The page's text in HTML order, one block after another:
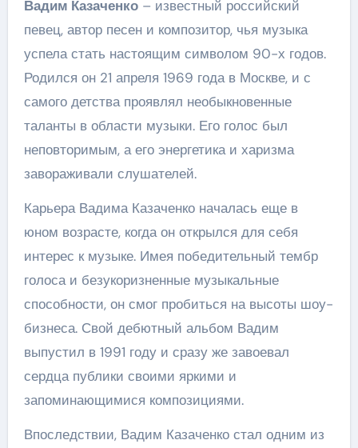
Вадим Казаченко– известный российский
певец, автор песен и композитор, чья музыка
успела стать настоящим символом 90-х годов.
Родился он 21 апреля 1969 года в Москве, и с
самого детства проявлял необыкновенные
таланты в области музыки. Его голос был
неповторимым, а его энергетика и харизма
завораживали слушателей.
Карьера Вадима Казаченко началась еще в
юном возрасте, когда он открылся для себя
интерес к музыке. Имея победительный тембр
голоса и безукоризненные музыкальные
способности, он смог пробиться на высоты шоу-
бизнеса. Свой дебютный альбом Вадим
выпустил в 1991 году и сразу же завоевал
сердца публики своими яркими и
запоминающимися композициями.
Впоследствии, Вадим Казаченко стал одним из